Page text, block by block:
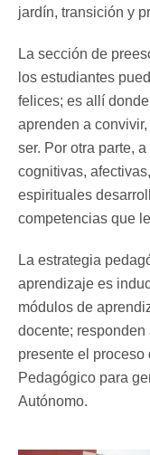
jardín, transición y
La sección de
los estudiantes
felices; es allí
aprenden a
ser. Por otra parte,
cognitivas,
espirituales
competencias que
La estrategia
aprendizaje es
módulos de
docente;
presente el
Pedagógico para
Autónomo.